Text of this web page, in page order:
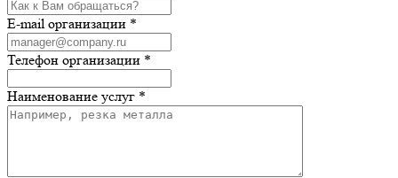
E-mail организации *
Телефон организации *
Наименование услуг *